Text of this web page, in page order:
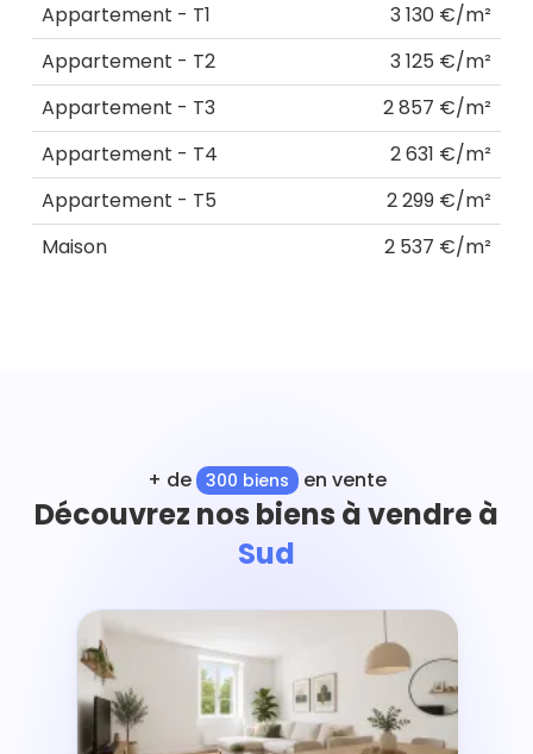
Appartement - T1
3 130 €/m²
Appartement - T2
3 125 €/m²
Appartement - T3
2 857 €/m²
Appartement - T4
2 631 €/m²
Appartement - T5
2 299 €/m²
Maison
2 537 €/m²
+ de 300 biens en vente
Découvrez nos biens à vendre à
Sud